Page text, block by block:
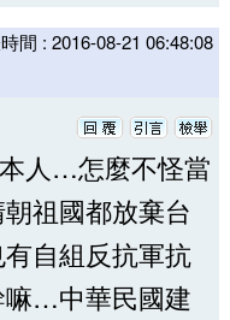
間 : 2016-08-21 06:48:08
人…怎麼不怪當
祖國都放棄台
自組反抗軍抗
嘛…中華民國建